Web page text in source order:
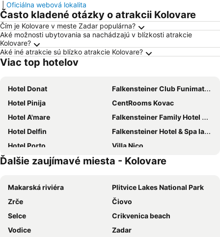
Oficiálna webová lokalita
Často kladené otázky o atrakcii Kolovare
Čím je Kolovare v meste Zadar populárna?
Aké možnosti ubytovania sa nachádzajú v blízkosti atrakcie
Kolovare?
Aké iné atrakcie sú blízko atrakcie Kolovare?
Viac top hotelov
Hotel Donat
Falkensteiner Club Funimation Borik
Hotel Pinija
CentRooms Kovac
Hotel A'mare
Falkensteiner Family Hotel Diadora
Hotel Delfin
Falkensteiner Hotel & Spa Iadera
Hotel Porto
Villa Nico
Hotel Petrcane
Villa Vilma
Hotel Marinko
Apartments Puntamika
Hotel Preko Ugljan Island, Curio Collection by Hilton
Art Depandansa
Villa Triana
Hotel Laguna
Hyatt Regency Zadar
Falkensteiner Hotel Adriana
Ďalšie zaujímavé miesta - Kolovare
Makarská riviéra
Plitvice Lakes National Park
Zrče
Čiovo
Selce
Crikvenica beach
Vodice
Zadar